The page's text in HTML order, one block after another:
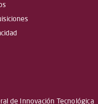
de Innovación Tecnológica